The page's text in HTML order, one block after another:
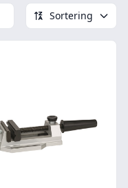
Sortering